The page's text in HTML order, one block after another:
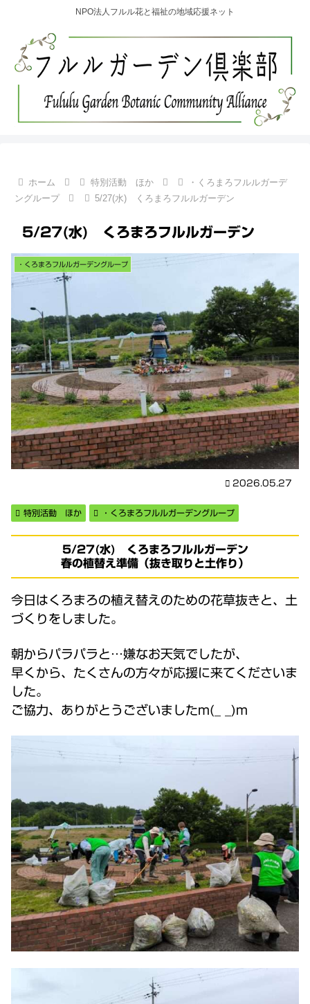
NPO法人フルル花と福祉の地域応援ネット
ホーム 特別活動 ほか
・くろまろフルルガーデ
ングループ
5/27(水) くろまろフルルガーデン
5/27(水) くろまろフルルガーデン
・くろまろフルルガーデングループ
2026.05.27
特別活動 ほか ・くろまろフルルガーデングループ
5/27(水) くろまろフルルガーデン
春の植替え準備（抜き取りと土作り）
今日はくろまろの植え替えのための花草抜きと、土
づくりをしました。
朝からパラパラと…嫌なお天気でしたが、
早くから、たくさんの方々が応援に来てくださいま
した。
ご協力、ありがとうございましたm(_ _)m